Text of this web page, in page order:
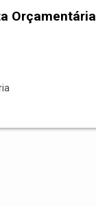
Orçamentária